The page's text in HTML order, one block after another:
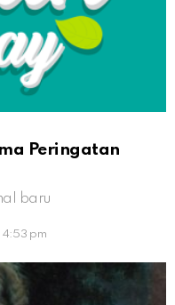
Peringatan
baru
pm